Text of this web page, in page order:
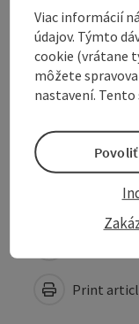
Prices
Suitability
Accessibility
Print
Viac informácií
údajov. Týmto
cookie (vrátane
môžete
nastavení.